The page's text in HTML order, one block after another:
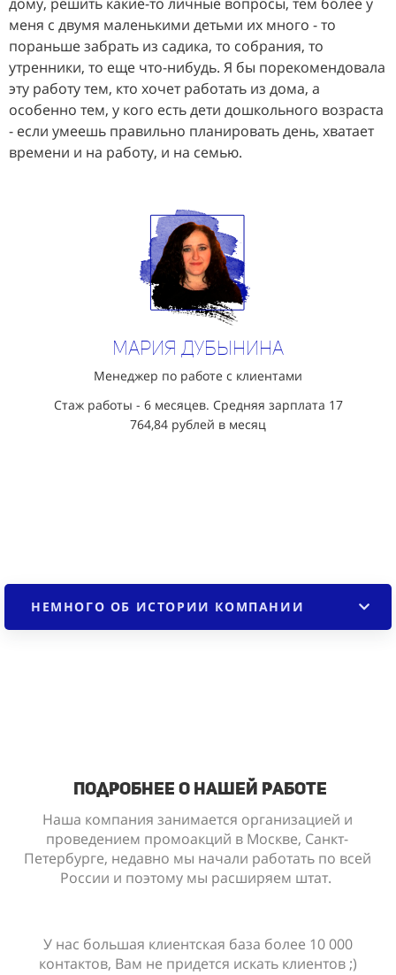
меня с двумя маленькими детьми их много - то
пораньше забрать из садика, то собрания, то
утренники, то еще что-нибудь. Я бы порекомендовала
эту работу тем, кто хочет работать из дома, а
особенно тем, у кого есть дети дошкольного возраста
- если умеешь правильно планировать день, хватает
времени и на работу, и на семью.
Мария Дубынина
Менеджер по работе с клиентами
Стаж работы - 6 месяцев. Средняя зарплата 17
764,84 рублей в месяц
НЕМНОГО ОБ ИСТОРИИ КОМПАНИИ
подробнее о нашей работе
Наша компания занимается организацией и
проведением промоакций в Москве, Санкт-
Петербурге, недавно мы начали работать по всей
России и поэтому мы расширяем штат.
У нас большая клиентская база более 10 000
контактов, Вам не придется искать клиентов ;)